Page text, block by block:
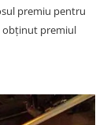
premiu pentru
obținut premiul